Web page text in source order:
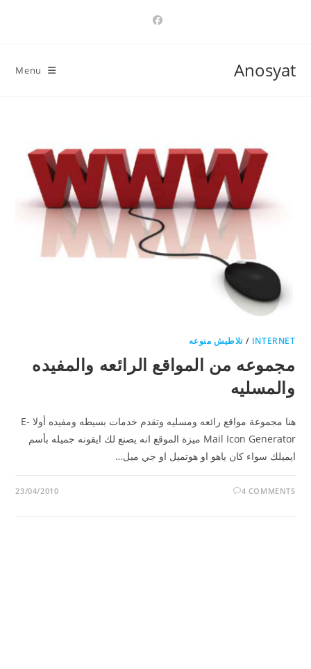
Anosyat
Menu
INTERNET
/تلاطيش منوعه
مجموعه من المواقع الرائعه والمفيده
والمسليه
هنا مجموعة مواقع رائعه ومسليه وتقدم خدمات بسيطه ومفيده أولا E-
Mail Icon Generator ميزة الموقع انه يصنع لك ايقونه جميله بأسم
ايميلك سواء كان ياهو او هوتميل او جي ميل…
4 COMMENTS
23/04/2010